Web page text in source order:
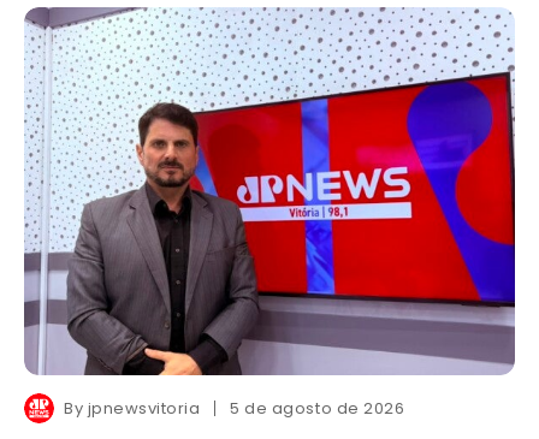
By jpnewsvitoria 5 de agosto de 2026